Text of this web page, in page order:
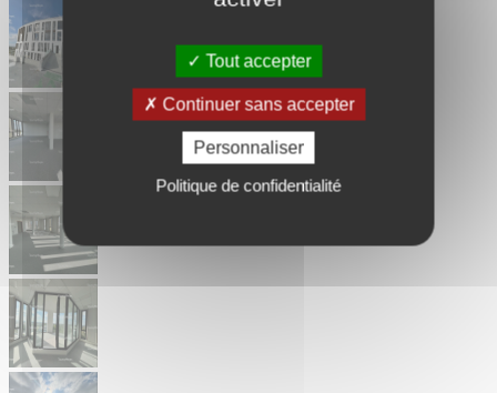
Tout accepter
Continuer sans accepter
Personnaliser
Politique de confidentialité